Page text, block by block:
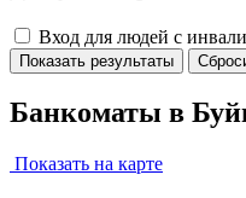
Вход для людей с
Показать результаты
Банкоматы в
Показать на карте